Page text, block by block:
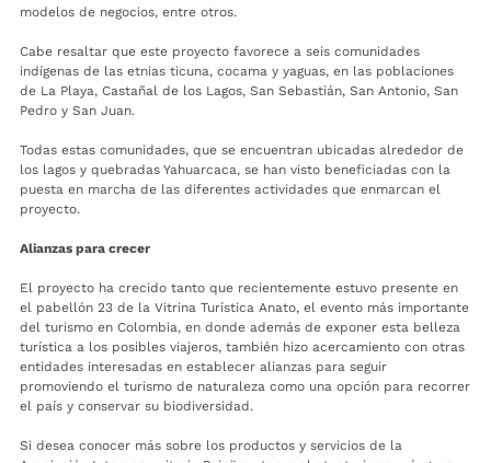
modelos de negocios, entre otros.
Cabe resaltar que este proyecto favorece a seis comunidades
indígenas de las etnias ticuna, cocama y yaguas, en las poblaciones
de La Playa, Castañal de los Lagos, San Sebastián, San Antonio, San
Pedro y San Juan.
Todas estas comunidades, que se encuentran ubicadas alrededor de
los lagos y quebradas Yahuarcaca, se han visto beneficiadas con la
puesta en marcha de las diferentes actividades que enmarcan el
proyecto.
Alianzas para crecer
El proyecto ha crecido tanto que recientemente estuvo presente en
el pabellón 23 de la Vitrina Turística Anato, el evento más importante
del turismo en Colombia, en donde además de exponer esta belleza
turística a los posibles viajeros, también hizo acercamiento con otras
entidades interesadas en establecer alianzas para seguir
promoviendo el turismo de naturaleza como una opción para recorrer
el país y conservar su biodiversidad.
Si desea conocer más sobre los productos y servicios de la